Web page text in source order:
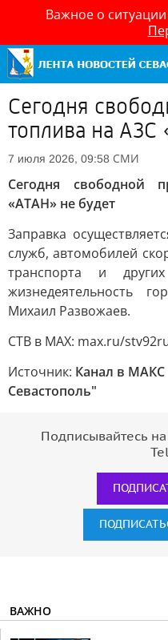
Важное о
Сегодня
топлива на АЗС
7 июля 2026, 09:58 СМИ
Сегодня свободной
«АТАН» не будет
Заправка
служб, автомобилей
транспорта и
жизнедеятельность
Михаил Развожаев.
СТВ в MAX: max.ru/
Источник: Канал в МАКС
Севастополь"
Подписывайтесь
ВАЖНО